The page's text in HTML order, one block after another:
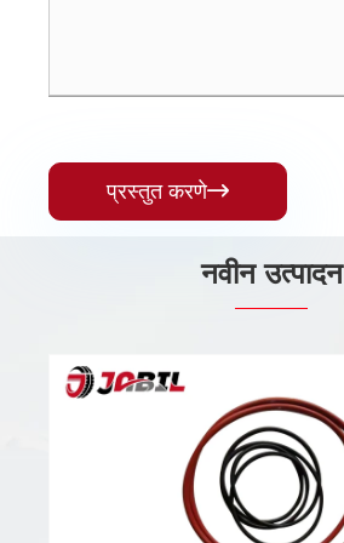
प्रस्तुत करणे
नवीन उत्पादन
अधिक प i हा >>